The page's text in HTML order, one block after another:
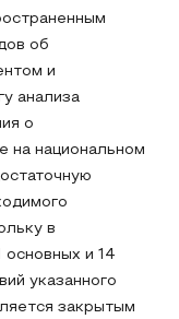
об
и
анализа
о
на национальном
в
и 14
указанного
закрытым